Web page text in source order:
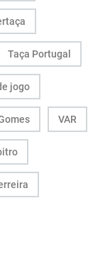
Taça Portugal
jogo
VAR